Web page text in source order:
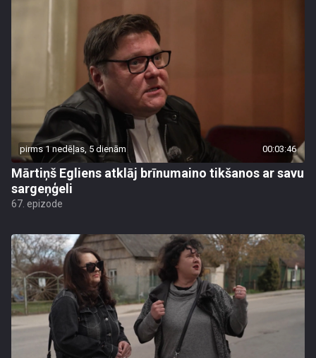
pirms 1 nedēļas, 5 dienām 00:03:46
Mārtiņš Egliens atklāj brīnumaino tikšanos ar savu
sargeņģeli
67. epizode